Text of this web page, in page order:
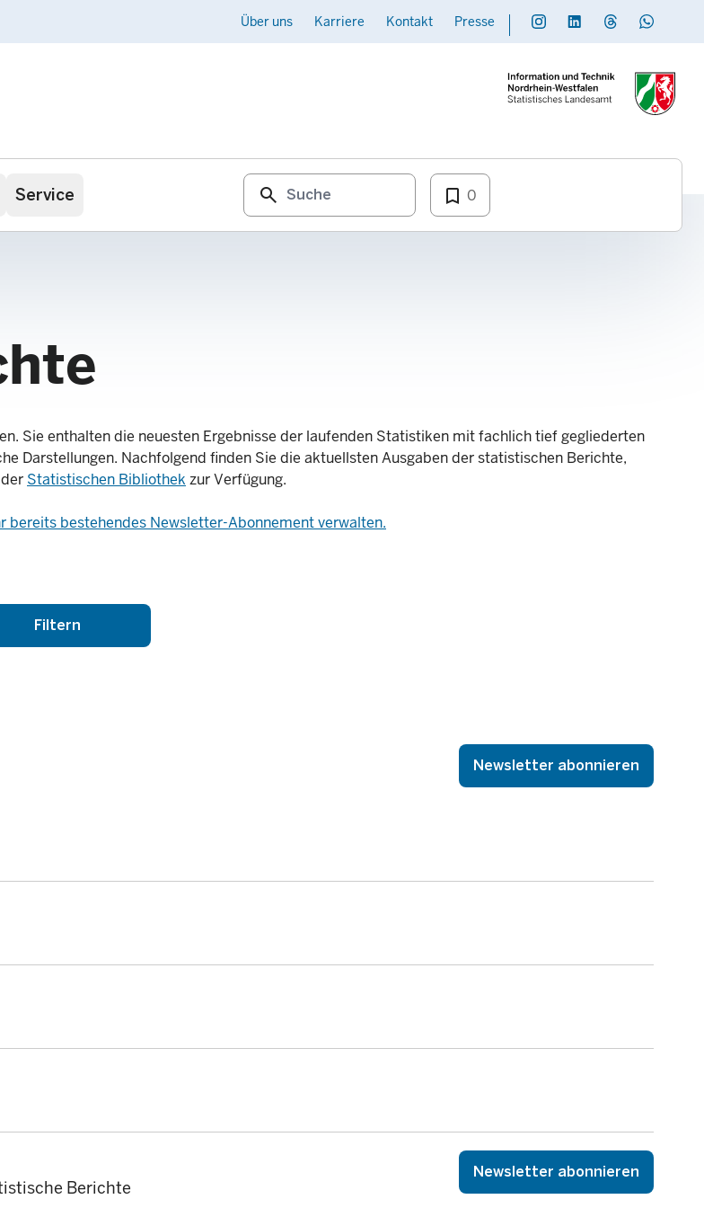
Kontakt
Über uns Karriere Kontakt Presse Social
Service search bookmark_border 0
Sie enthalten die neuesten Ergebnisse der laufenden Statistiken mit fachlich tief gegliederten
Darstellungen. Nachfolgend finden Sie die aktuellsten Ausgaben der statistischen Berichte,
Statistischen Bibliothek zur Verfügung.
bereits bestehendes Newsletter-Abonnement verwalten.
Newsletter abonnieren
Berichte
Newsletter abonnieren